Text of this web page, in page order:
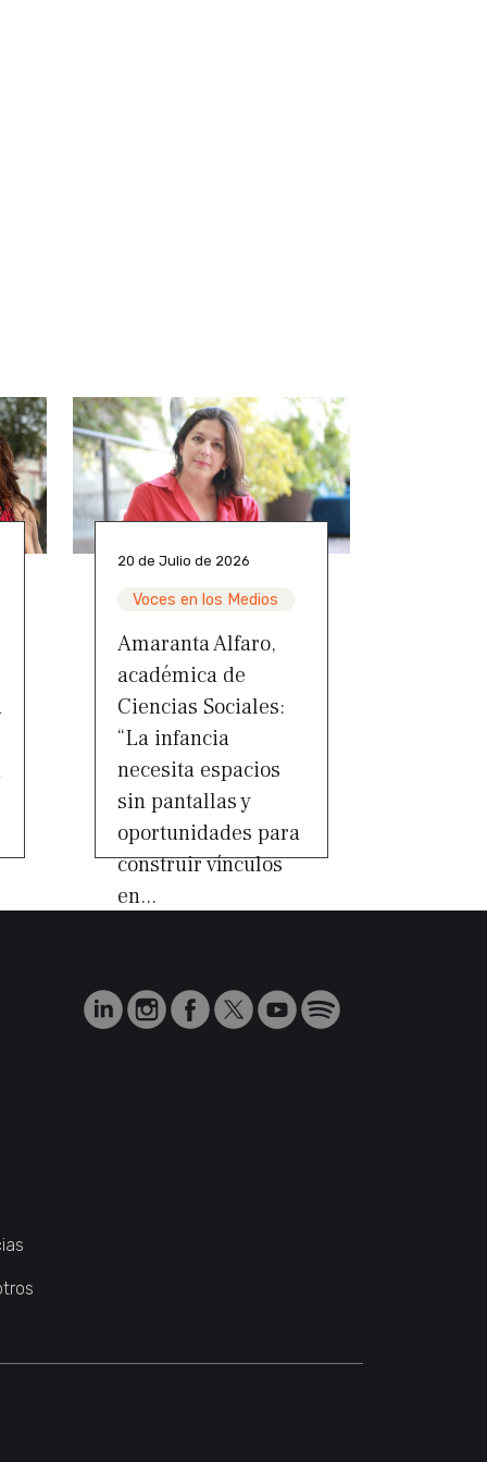
20 de Julio de 2026
Voces en los Medios
Amaranta Alfaro,
académica de
Ciencias Sociales:
“La infancia
necesita espacios
sin pantallas y
oportunidades para
construir vínculos
en...